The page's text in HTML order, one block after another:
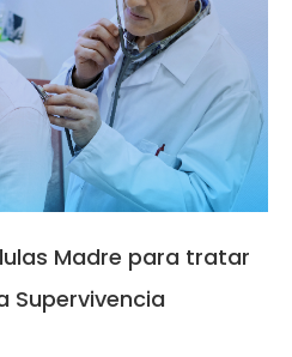
Madre para tratar
Supervivencia